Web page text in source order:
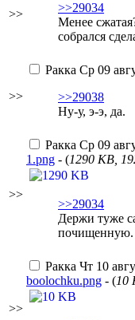
>>
>>29034
Менее
собрался
>>
Ракка Ср 09
>>29038
Ну-у, э-э, да.
>>
Ракка Ср 09
1.png - (1290 KB,
>>29034
Держи туже
почищенную.
>>
Ракка Чт 10
boolochku.png - (10